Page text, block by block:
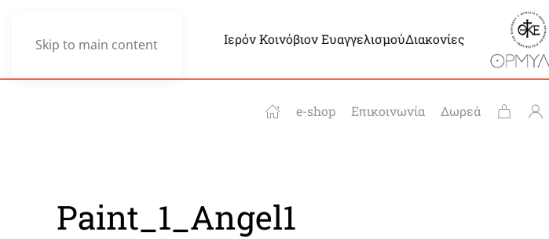
Skip to main content Ιερόν Κοινόβιον ΕυαγγελισμούΔιακονίες
e-shop Επικοινωνία Δωρεά
Paint_1_Angel1